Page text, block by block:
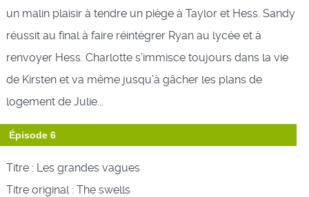
un malin plaisir à tendre un piège à Taylor et Hess. Sandy
réussit au final à faire réintégrer Ryan au lycée et à
renvoyer Hess. Charlotte s’immisce toujours dans la vie
de Kirsten et va même jusqu’à gâcher les plans de
logement de Julie...
Épisode 6
Titre : Les grandes vagues
Titre original : The swells